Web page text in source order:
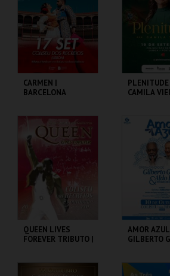
MAIS INFO
COMPRAR
MAIS
CARMEN |
BARCELONA
COLISEU DE LISBOA
MAIS INFO
COMPRAR
CAMILA
COLISEU DE
MAIS
QUEEN LIVES
FOREVER TRIBUTO |
COLISEU DE LISBOA
AMOR
GILBERTO
COLISEU DE